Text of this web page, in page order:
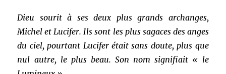
Dieu sourit à ses deux plus grands archanges,
Michel et Lucifer. Ils sont les plus sagaces des anges
du ciel, pourtant Lucifer était sans doute, plus que
nul autre, le plus beau. Son nom signifiait « le